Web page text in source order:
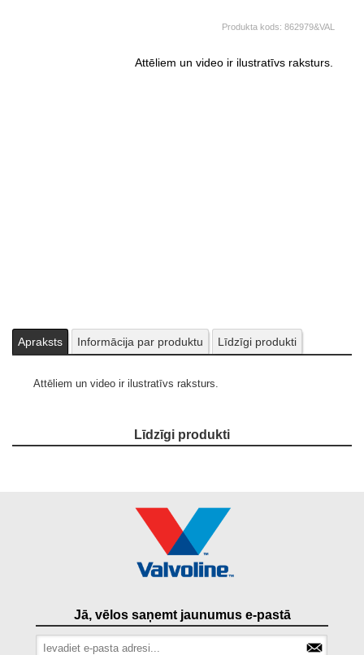
Produkta kods: 862979&VAL
Attēliem un video ir ilustratīvs raksturs.
Apraksts Informācija par produktu Līdzīgi produkti
Attēliem un video ir ilustratīvs raksturs.
Līdzīgi produkti
Jā, vēlos saņemt jaunumus e-pastā